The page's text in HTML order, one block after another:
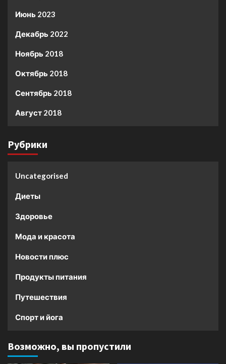
Июнь 2023
Декабрь 2022
Ноябрь 2018
Октябрь 2018
Сентябрь 2018
Август 2018
Рубрики
Uncategorised
Диеты
Здоровье
Мода и красота
Новости плюс
Продукты питания
Путешествия
Спорт и йога
Возможно, вы пропустили